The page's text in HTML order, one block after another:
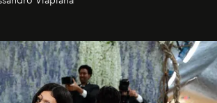
ancora il più assoluto riserbo.